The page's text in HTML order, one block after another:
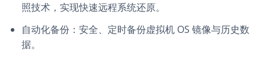
照技术，实现快速远程系统还原。
自动化备份：安全、定时备份虚拟机 OS 镜像与历史数
据。